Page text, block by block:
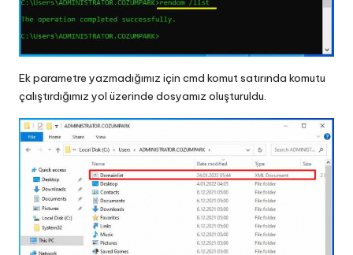
Ek parametre yazmadığımız için cmd komut satırında komutu
çalıştırdığımız yol üzerinde dosyamız oluşturuldu.